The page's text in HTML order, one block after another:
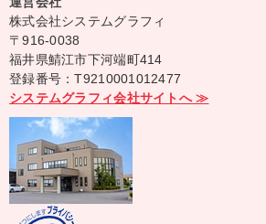
株式会社システムグラフィ
〒916-0038
福井県鯖江市下河端町414
登録番号：T9210001012477
システムグラフィ会社サイトへ ≫